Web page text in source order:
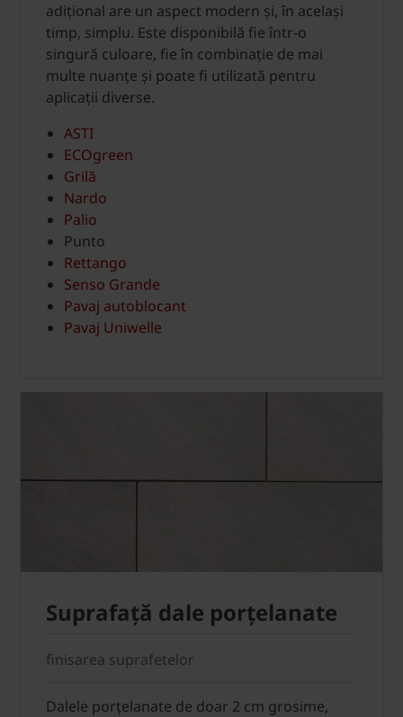
adițional are un aspect modern și, în același
timp, simplu. Este disponibilă fie într-o
singură culoare, fie în combinație de mai
multe nuanțe și poate fi utilizată pentru
aplicații diverse.
ASTI
ECOgreen
Grilă
Nardo
Palio
Punto
Rettango
Senso Grande
Pavaj autoblocant
Pavaj Uniwelle
Suprafață dale porțelanate
finisarea suprafetelor
Dalele porțelanate de doar 2 cm grosime,